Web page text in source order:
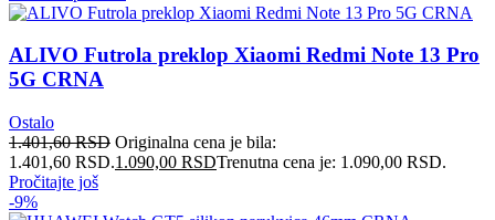
ALIVO Futrola preklop Xiaomi Redmi Note 13 Pro
5G CRNA
Ostalo
1.401,60RSD Originalna cena je bila:
1.401,60 RSD.1.090,00 RSDTrenutna cena je: 1.090,00 RSD.
Pročitajte još
-9%